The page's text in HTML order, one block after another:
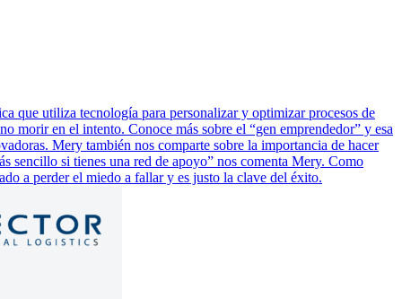
que utiliza tecnología para personalizar y optimizar procesos de
morir en el intento. Conoce más sobre el “gen emprendedor” y esa
Mery también nos comparte sobre la importancia de hacer
sencillo si tienes una red de apoyo” nos comenta Mery. Como
a perder el miedo a fallar y es justo la clave del éxito.